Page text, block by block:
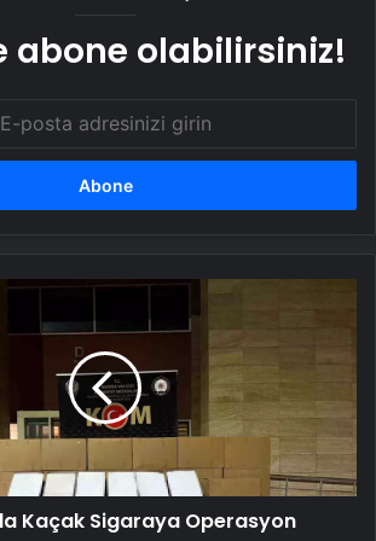
abone olabilirsiniz!
Kaçak Sigaraya Operasyon